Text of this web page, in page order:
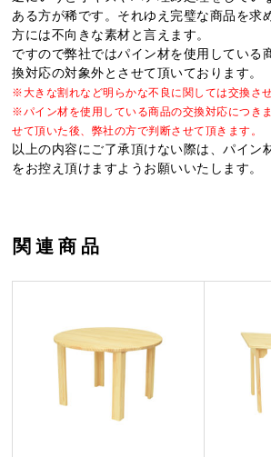
ある方が稀です。それゆえ完璧な商品を求
方には不向きな素材と言えます。
ですので弊社ではパイン材を使用している
換対応の対象外とさせて頂いております。
※大きな割れなど明らかな不良に関しては交換さ
※パイン材を使用している商品の交換対応につき
せて頂いた後、弊社の方で判断させて頂きます。
以上の内容にご了承頂けない際は、パイン
をお控え頂けますようお願いいたします。
関連商品